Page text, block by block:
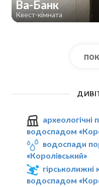
Ва-Банк
Квест-кімната
археологічні
водоспадом
водоспади
«Королівський»
водоспадом